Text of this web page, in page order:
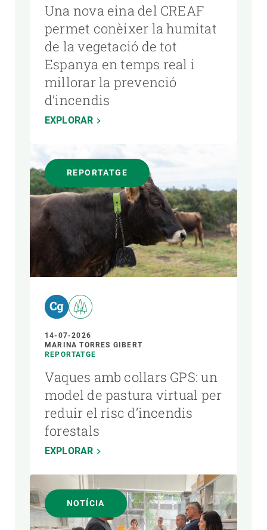
Una nova eina del CREAF
permet conèixer la humitat
de la vegetació de tot
Espanya en temps real i
millorar la prevenció
d’incendis
EXPLORAR
REPORTATGE
14-07-2026
MARINA TORRES GIBERT
REPORTATGE
Vaques amb collars GPS: un
model de pastura virtual per
reduir el risc d’incendis
forestals
EXPLORAR
NOTÍCIA